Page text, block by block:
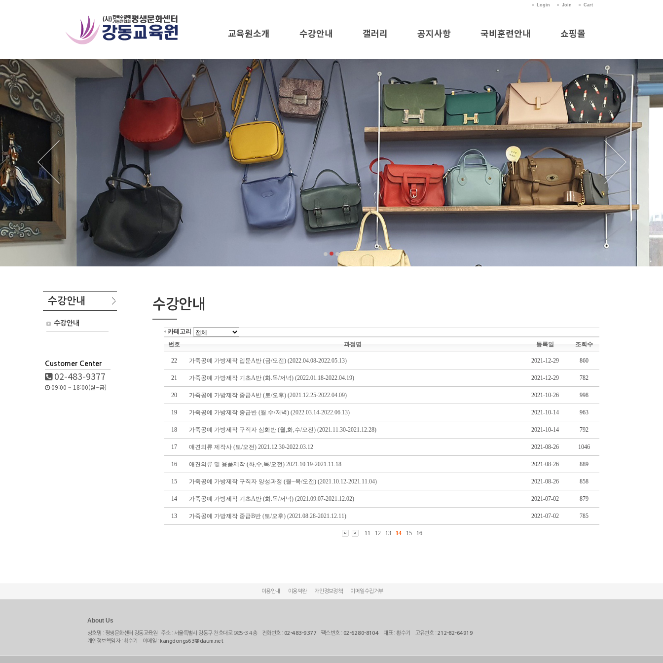
Login Join Cart
교육원소개
오시는길
수강안내 갤러리
미싱활용
공지사항
수강문의
수강신청
국비훈련안내 쇼핑몰
수강안내
수강안내
Customer Center
02-483-9377
09:00 ~ 18:00(월~금)
수강안내
카테고리
번호
과정명 등록일 조회수
22 가죽공예 가방제작 입문A반 (금/오전) (2022.04.08-2022.05.13) 2021-12-29 860
21 가죽공예 가방제작 기초A반 (화.목/저녁) (2022.01.18-2022.04.19) 2021-12-29 782
20 가죽공예 가방제작 중급A반 (토/오후) (2021.12.25-2022.04.09) 2021-10-26 998
19 가죽공예 가방제작 중급반 (월.수/저녁) (2022.03.14-2022.06.13) 2021-10-14 963
18 가죽공예 가방제작 구직자 심화반 (월,화,수/오전) (2021.11.30-2021.12.28) 2021-10-14 792
17 애견의류 제작사 (토/오전) 2021.12.30-2022.03.12 2021-08-26 1046
16 애견의류 및 용품제작 (화,수,목/오전) 2021.10.19-2021.11.18 2021-08-26 889
15 가죽공예 가방제작 구직자 양성과정 (월~목/오전) (2021.10.12-2021.11.04) 2021-08-26 858
14 가죽공예 가방제작 기초A반 (화.목/저녁) (2021.09.07-2021.12.02) 2021-07-02 879
13 가죽공예 가방제작 중급B반 (토/오후) (2021.08.28-2021.12.11) 2021-07-02 785
11 12 13 14 15 16
이용안내 이용약관 개인정보정책 이메일수집거부
About Us
상호명 : 평생문화센터 강동교육원 주소 : 서울특별시 강동구 천호대로 985-3 4층 전화번호 : 02-483-9377팩스번호 : 02-6280-8104대표 : 황수기 고유번호 : 212-82-64919
개인정보책임자 : 황수기 이메일 : kangdongs63@daum.net